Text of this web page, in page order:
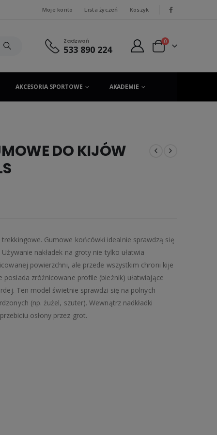
Moje konto Lista życzeń Koszyk
Zadzwoń
533 890 224
0
AKCESORIA SPORTOWE AKADEMIE
DO KIJÓW
Gumowe końcówki idealnie sprawdzą się
nakładek na groty nie tylko ułatwia
powierzchni, ale przede wszystkim chroni kije
zróżnicowane profile (bieżnik) ułatwiające
Ten model świetnie sprawdzi się na polnych
(np. żużel, szuter). Wewnątrz nadkładki
osłony przez grot.